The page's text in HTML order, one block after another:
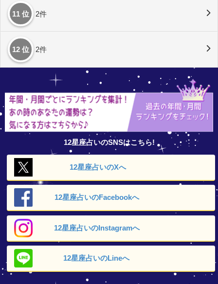
11 位 2件
12 位 2件
12星座占いのSNSはこちら!
12星座占いのXへ
12星座占いのFacebookへ
12星座占いのInstagramへ
12星座占いのLineへ